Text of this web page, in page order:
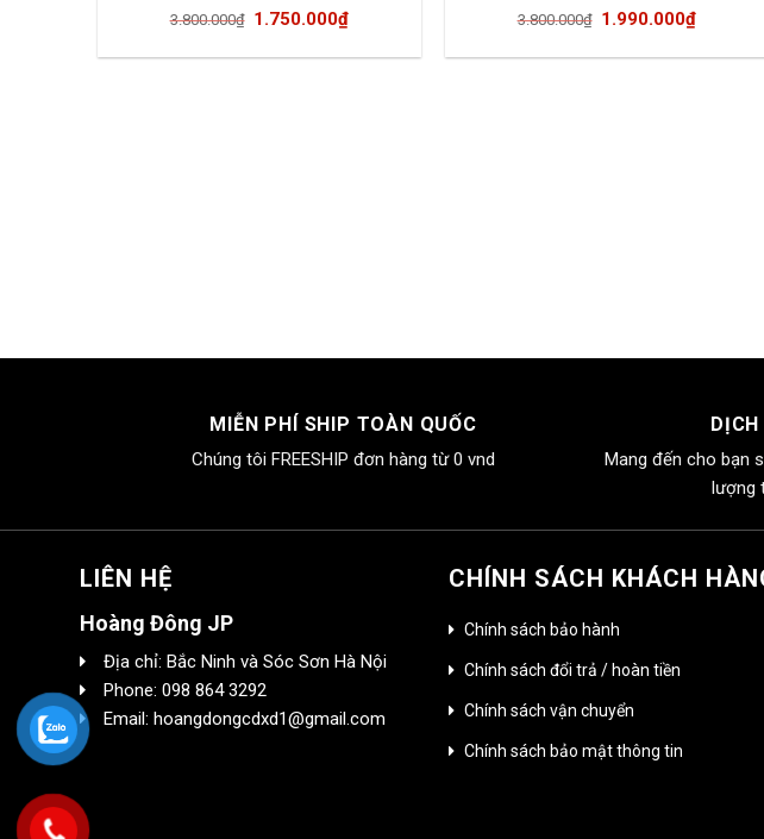
3.800.000₫ Giá
1.750.000₫Giá
3.800.000₫ Giá
1.990.000₫Giá
MIỄN PHÍ SHIP TOÀN QUỐC
Chúng tôi FREESHIP đơn hàng từ 0 vnd
Mang đến cho bạn
lượng
LIÊN HỆ
Hoàng Đông JP
Địa chỉ: Bắc Ninh và Sóc Sơn Hà Nội
Phone: 098 864 3292
Email: hoangdongcdxd1@gmail.com
CHÍNH SÁCH KHÁCH
Chính sách bảo hành
Chính sách đổi trả / hoàn tiền
Chính sách vận chuyển
Chính sách bảo mật thông tin